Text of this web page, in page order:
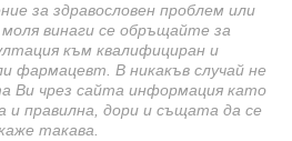
за здравословен проблем или
винаги се обръщайте за
към квалифициран и
фармацевт. В никакъв случай не
Ви чрез сайта информация като
и правилна, дори и същата да се
такава.